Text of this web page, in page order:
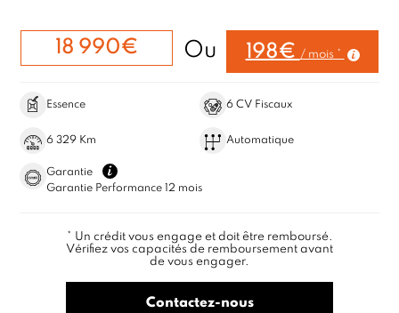
Essence 6 CV Fiscaux
6 329 Km Automatique
Garantie
Garantie Performance 12 mois
18 990€ Ou 198€ / mois *
Contactez-nous
* Un crédit vous engage et doit être remboursé.
Vérifiez vos capacités de remboursement avant
de vous engager.